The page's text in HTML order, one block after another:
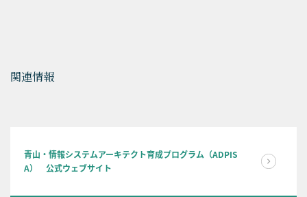
関連情報
青山・情報システムアーキテクト育成プログラム（ADPIS
A） 公式ウェブサイト